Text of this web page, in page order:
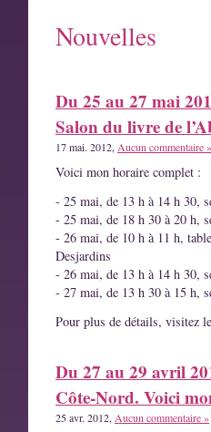
Nouvelles
Du 25 au 27 mai
Salon du livre de
17 mai. 2012, Aucun commentaire »
Voici mon horaire complet :
- 25 mai, de 13 h à 14 h 30,
- 25 mai, de 18 h 30 à 20 h,
- 26 mai, de 10 h à 11 h,
Desjardins
- 26 mai, de 13 h à 14 h 30,
- 27 mai, de 13 h 30 à 15 h,
Pour plus de détails, visitez
Du 27 au 29 avril
Côte-Nord. Voici
25 avr. 2012, Aucun commentaire »